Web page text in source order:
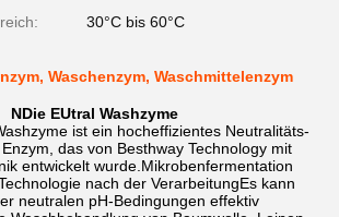
30°C bis 60°C
Waschenzym, Waschmittelenzym
NDie EUtral Washzyme
ist ein hocheffizientes Neutralitäts-
das von Besthway Technology mit
entwickelt wurde.Mikrobenfermentation
nach der VerarbeitungEs kann
neutralen pH-Bedingungen effektiv